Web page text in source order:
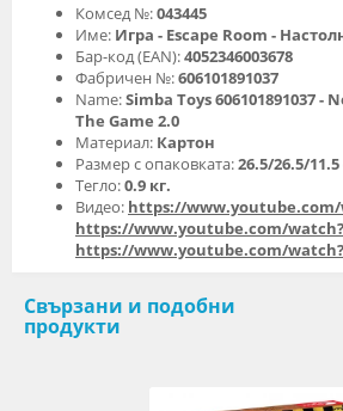
Комсед №:043445
Име: Игра - Escape Room -
Бар-код (EAN):4052346003678
Фабричен №:606101891037
Name:Simba Toys 606101891037 -
The Game 2.0
Материал: Картон
Размер с опаковката:26.5/26.5/
Тегло:0.9 кг.
Видео: https://www.youtube.com/
https://www.youtube.com/
https://www.youtube.com/
Свързани и подобни
продукти